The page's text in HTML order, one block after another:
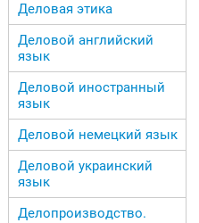
Деловая этика
Деловой английский
язык
Деловой иностранный
язык
Деловой немецкий язык
Деловой украинский
язык
Делопроизводство.